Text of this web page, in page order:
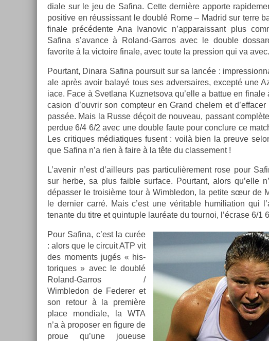
diale sur le jeu de Safina. Cette dernière ap­porte
positive en réus­sissant le doublé Rome – Mad­rid sur terre
fin­ale précédente Ana Ivanovic n’ap­parais­sant plus
Safina s’avan­ce à Roland-Garros avec le doub­le
favorite à la vic­toire fin­ale, avec toute la pre­ss­ion qui va avec.
Pour­tant, Di­nara Safina pour­suit sur sa lancée :
ale après avoir balayé tous ses ad­versaires, ex­cepté une
iace. Face à Svet­lana Kuz­netsova qu’elle a bat­tue en
cas­ion d’ouv­rir son com­pteur en Grand chelem et
passée. Mais la Russe déçoit de nouveau, pas­sant
per­due 6/4 6/2 avec une doub­le faute pour con­clure ce
Les critiques médiatiques fusent : voilà bien la pre­uve
que Safina n’a rien à faire à la tête du clas­se­ment !
L’avenir n’est d’ail­leurs pas par­ticuliè­re­ment rose pour
sur herbe, sa plus faib­le sur­face. Pour­tant, alors qu’elle
dépass­er le troisiè­me tour à Wimbledon, la petite sœur de
le de­rni­er carré. Mais c’est une vérit­able humilia­tion qui
tenan­te du titre et quin­tu­ple lauréate du tour­noi, l’écrase 6/1
Pour Safina, c’est la curée
: alors que le cir­cuit ATP vit
des mo­ments jugés « his­
toriques » avec le doublé
Roland-Garros /
Wimbledon de Feder­er et
son re­tour à la première
place mon­diale, la WTA
n’a à pro­pos­er en figure de
proue qu’une joueuse